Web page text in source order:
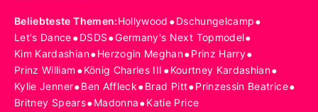
Beliebteste Themen:Hollywood •Dschungelcamp•
Let's Dance•DSDS•Germany's Next Topmodel•
Kim Kardashian•Herzogin Meghan•Prinz Harry•
Prinz William •König Charles III •Kourtney Kardashian•
Kylie Jenner•Ben Affleck•Brad Pitt•Prinzessin Beatrice•
Britney Spears•Madonna•Katie Price